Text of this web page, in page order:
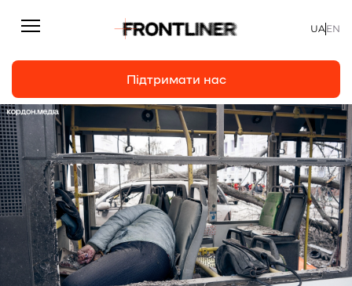
Репортажі
Статті
Інтерв’ю
Особисто
На часі
Підтримати нас
UAEN
Підтримати нас